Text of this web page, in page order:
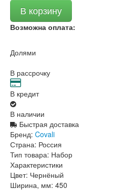
Возможна оплата:
Долями
В рассрочку
В кредит
В наличии
Быстрая доставка
Бренд: Covali
Страна: Россия
Тип товара: Набор
Характеристики
Цвет: Чернёный
Ширина, мм: 450